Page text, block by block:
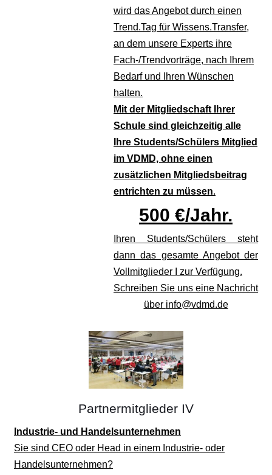
wird das Angebot durch einen
Trend.Tag für Wissens.Transfer,
an dem unsere Experts ihre
Fach-/Trendvorträge, nach Ihrem
Bedarf und Ihren Wünschen
halten.
Mit der Mitgliedschaft Ihrer
Schule sind gleichzeitig alle
Ihre Students/Schülers Mitglied
im VDMD, ohne einen
zusätzlichen Mitgliedsbeitrag
entrichten zu müssen.
500 €/Jahr.
Ihren Students/Schülers steht
dann das gesamte Angebot der
Vollmitglieder I zur Verfügung.
Schreiben Sie uns eine Nachricht
über info@vdmd.de
Partnermitglieder IV
Industrie- und Handelsunternehmen
Sie sind CEO oder Head in einem Industrie- oder
Handelsunternehmen?